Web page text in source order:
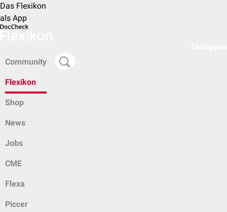
Das Flexikon
als App
Community
Flexikon
Shop
News
Jobs
CME
Flexa
Piccer